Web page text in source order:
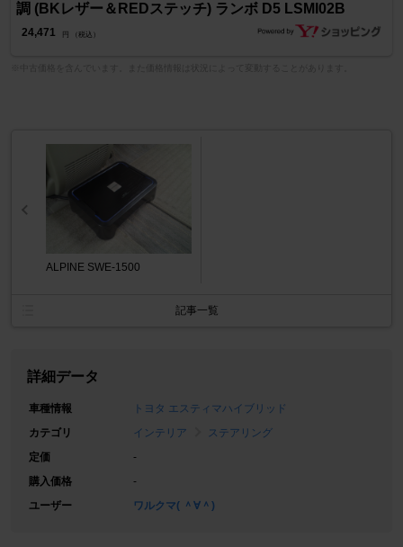
調 (BKレザー＆REDステッチ) ランボ D5 LSMI02B
24,471 円 （税込）
ALPINE SWE-1500
記事一覧
詳細データ
車種情報
トヨタ エスティマハイブリッド
カテゴリ
インテリア
ステアリング
定価
-
購入価格
-
ユーザー
ワルクマ( ＾∀＾)